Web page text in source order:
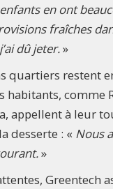
en ont
fraîches
dû jeter.»
quartiers restent
habitants, comme
appellent à leur
desserte : « Nous
»
Greentech